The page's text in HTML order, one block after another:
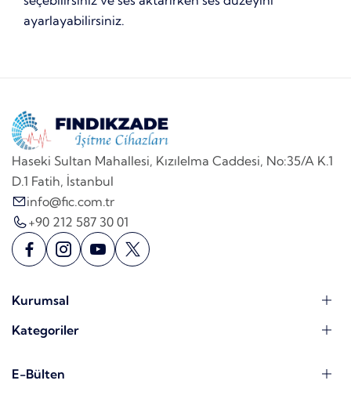
ayarlayabilirsiniz.
Haseki Sultan Mahallesi, Kızılelma Caddesi, No:35/A K.1
D.1 Fatih, İstanbul
info@fic.com.tr
+90 212 587 30 01
Kurumsal
Kategoriler
E-Bülten